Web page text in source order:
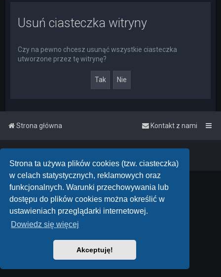
Strona ta używa plików cookies (tzw. ciasteczka)
w celach statystycznych, reklamowych oraz
funkcjonalnych. Warunki przechowywania lub
dostępu do plików cookies można określić w
ustawieniach przeglądarki internetowej.
Dowiedz się więcej
Akceptuję!
Usuń ciasteczka witryny
Czy na pewno chcesz usunąć wszystkie ciasteczka
utworzone przez tę witrynę?
Strona główna Kontakt z nami
Powered byphpBB™• Design byPlanetStyles
Polski pakiet językowy dostarcza phpBB.pl